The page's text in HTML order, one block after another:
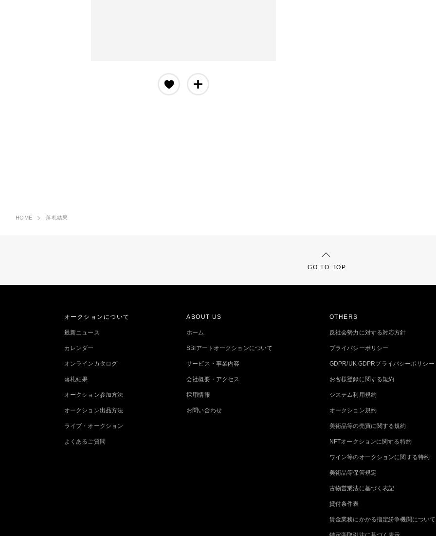
HOME 落札結果
GO TO TOP
オークションについて
最新ニュース
カレンダー
オンラインカタログ
落札結果
オークション参加方法
オークション出品方法
ライブ・オークション
よくあるご質問
ABOUT US
ホーム
SBIアートオークションについて
サービス・事業内容
会社概要・アクセス
採用情報
お問い合わせ
OTHERS
反社会勢力に対する対応方針
プライバシーポリシー
GDPR/UK GDPRプライバシーポリシー
お客様登録に関する規約
システム利用規約
オークション規約
美術品等の売買に関する規約
NFTオークションに関する特約
ワイン等のオークションに関する特約
美術品等保管規定
古物営業法に基づく表記
貸付条件表
賃金業務にかかる指定紛争機関について